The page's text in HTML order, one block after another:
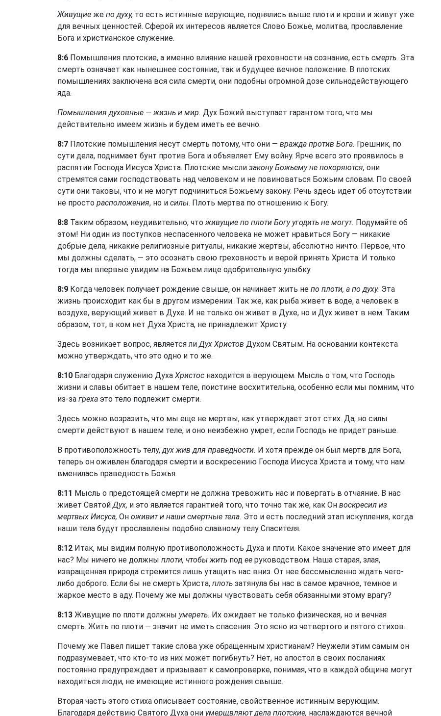
Живущие же по духу, то есть истинные верующие, поднялись выше плоти и крови и живут уже
для вечных ценностей. Сферой их интересов является Слово Божье, молитва, прославление
Бога и христианское служение.
8:6 Помышления плотские, а именно влияние нашей греховности на сознание, есть смерть. Эта
смерть означает как нынешнее состояние, так и будущее вечное положение. В плотских
помышлениях заключена вся сила смерти, они подобны огромной дозе сильнодействующего
яда.
Помышления духовные — жизнь и мир. Дух Божий выступает гарантом того, что мы
действительно имеем жизнь и будем иметь ее вечно.
8:7 Плотские помышления несут смерть потому, что они — вражда против Бога. Грешник, по
сути дела, поднимает бунт против Бога и объявляет Ему войну. Ярче всего это проявилось в
распятии Господа Иисуса Христа. Плотские мысли закону Божьему не покоряются, они
стремятся сами господствовать над человеком и не повиноваться Божьим словам. По своей
сути они таковы, что и не могут подчиниться Божьему закону. Речь здесь идет об отсутствии
не просто расположения, но и силы. Плоть мертва по отношению к Богу.
8:8 Таким образом, неудивительно, чтоживущие по плоти Богу угодить не могут. Подумайте об
этом! Ни один из поступков неспасенного человека не может нравиться Богу — никакие
добрые дела, никакие религиозные ритуалы, никакие жертвы, абсолютно ничто. Первое, что
мы должны сделать, — это осознать свою греховность и верой принять Христа. И только
тогда мы впервые увидим на Божьем лице одобрительную улыбку.
8:9 Когда человек получает рождение свыше, он начинает жить не по плоти, а по духу. Эта
жизнь происходит как бы в другом измерении. Так же, как рыба живет в воде, а человек в
воздухе, верующий живет в Духе. И не только он живет в Духе, но и Дух живет в нем. Таким
образом, тот, в ком нет Духа Христа, не принадлежит Христу.
Здесь возникает вопрос, является лиДух Христов Духом Святым. На основании контекста
можно утверждать, что это одно и то же.
8:10 Благодаря служению Духа Христос находится в верующем. Мысль о том, что Господь
жизни и славы обитает в нашем теле, поистине восхитительна, особенно если мы помним, что
из-за греха это тело подлежит смерти.
Здесь можно возразить, что мы еще не мертвы, как утверждает этот стих. Да, но силы
смерти действуют в нашем теле, и оно неизбежно умрет, если Господь не придет раньше.
В противоположность телу,дух жив для праведности. И хотя прежде он был мертв для Бога,
теперь он оживлен благодаря смерти и воскресению Господа Иисуса Христа и тому, что нам
вменилась праведность Божья.
8:11 Мысль о предстоящей смерти не должна тревожить нас и повергать в отчаяние. В нас
живет СвятойДух, и это является гарантией того, что точно так же, как Он воскресил из
мертвых Иисуса, Он оживит и наши смертные тела. Это и есть последний этап искупления, когда
наши тела будут прославлены подобно славному телу Спасителя.
8:12 Итак, мы видим полную противоположность Духа и плоти. Какое значение это имеет для
нас? Мы ничего не должны плоти, чтобы жить под ее руководством. Наша старая, злая,
извращенная природа стремится лишь утащить нас вниз. От нее бессмысленно ждать чего-
либо доброго. Если бы не смерть Христа, плоть затянула бы нас в самое мрачное, темное и
жаркое место в аду. Почему же мы должны чувствовать себя обязанными этому врагу?
8:13 Живущие по плоти должны умереть. Их ожидает не только физическая, но и вечная
смерть. Жить по плоти — значит не иметь спасения. Это ясно из четвертого и пятого стихов.
Почему же Павел пишет такие слова уже обращенным христианам? Неужели этим самым он
подразумевает, что кто-то из них может погибнуть? Нет, но апостол в своих посланиях
постоянно предупреждает и призывает к самопроверке, понимая, что в каждой общине могут
находиться люди, не имеющие истинного рождения свыше.
Вторая часть этого стиха описывает состояние, свойственное истинным верующим.
Благодаря действию Святого Духа они умерщвляют дела плотские, наслаждаются вечной